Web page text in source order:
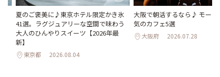
夏のご褒美に♪東京ホテル限定かき氷
41選。ラグジュアリーな空間で味わう
大人のひんやりスイーツ【2026年最
新】
東京都 2026.08.04
大阪で朝活するなら♪ モーニ
気のカフェ5選
大阪府 2026.07.28